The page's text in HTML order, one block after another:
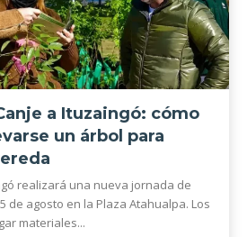
a Ituzaingó: cómo
un árbol para
realizará una nueva jornada de
de agosto en la Plaza Atahualpa. Los
materiales...